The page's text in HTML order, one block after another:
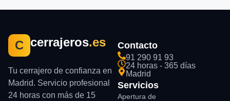
C cerrajeros.es
Tu cerrajero de confianza en
Madrid. Servicio profesional
24 horas con más de 15
Contacto
91 290 91 93
24 horas - 365 días
Madrid
Servicios
Apertura de